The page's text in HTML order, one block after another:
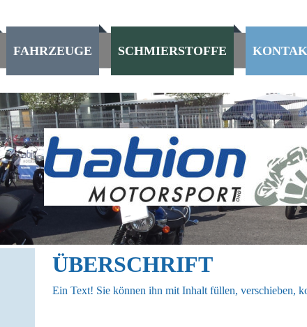
FAHRZEUGE SCHMIERSTOFFE
ÜBERSCHRIFT
Ein Text! Sie können ihn mit Inhalt füllen, verschieben,